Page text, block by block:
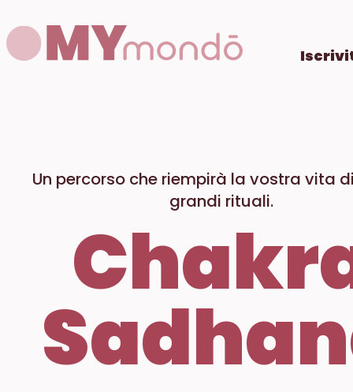
Un percorso che riempirà la vostra vita
grandi rituali.